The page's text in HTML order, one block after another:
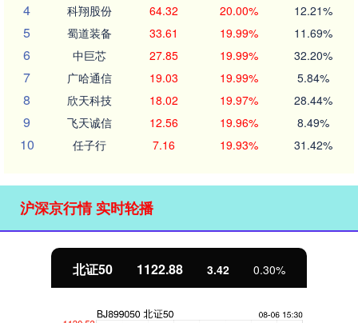
4 科翔股份 64.32 20.00% 12.21%
5 蜀道装备 33.61 19.99% 11.69%
6 中巨芯 27.85 19.99% 32.20%
7 广哈通信 19.03 19.99% 5.84%
8 欣天科技 18.02 19.97% 28.44%
9 飞天诚信 12.56 19.96% 8.49%
10 任子行 7.16 19.93% 31.42%
沪深京行情 实时轮播
北证50 1122.88 3.42 0.30%